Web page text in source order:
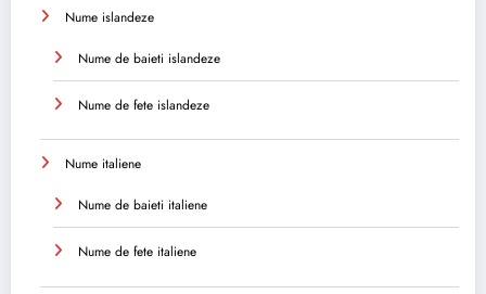
Nume islandeze
Nume de baieti islandeze
Nume de fete islandeze
Nume italiene
Nume de baieti italiene
Nume de fete italiene